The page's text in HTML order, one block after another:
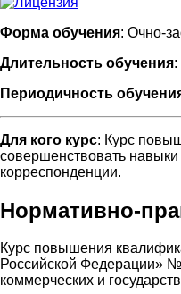
Форма обучения: Очно-
Длительность обучения:
Периодичность
Для кого курс: Курс
совершенствовать
корреспонденции.
Нормативно-
Курс повышения
Российской Федерации» №
коммерческих и